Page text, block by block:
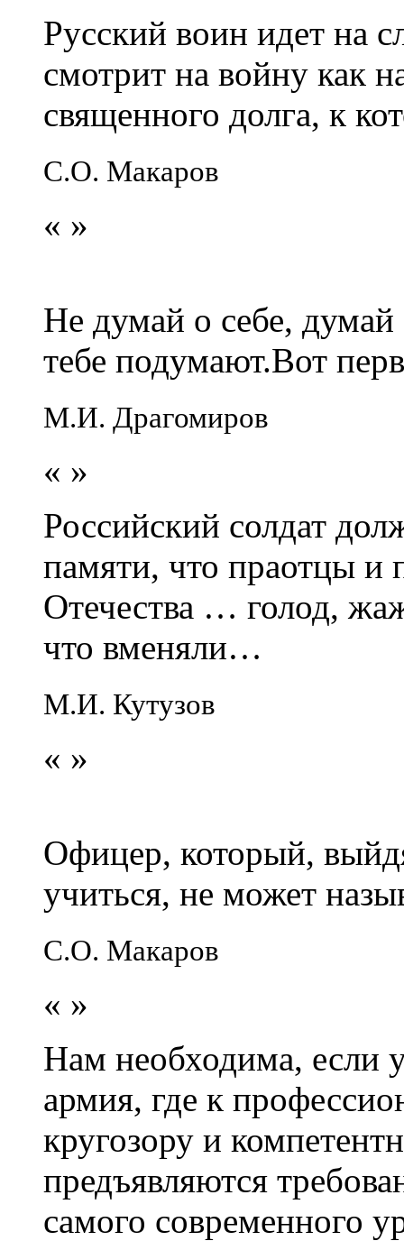
Русский воин идет на
смотрит на войну как
священного долга, к
С.О. Макаров
« »
Не думай о себе,
тебе подумают.Вот
М.И. Драгомиров
« »
Российский солдат
памяти, что праотцы и
Отечества … голод,
что вменяли…
М.И. Кутузов
« »
Офицер, который,
учиться, не может
С.О. Макаров
« »
Нам необходима, если
армия, где к
кругозору и
предъявляются
самого современного